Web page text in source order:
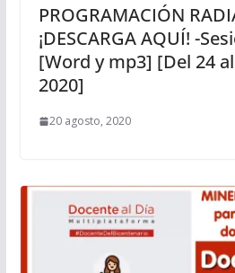
PROGRAMACIÓN
¡DESCARGA AQUÍ! -
[Word y mp3] [Del 24
2020]
20 agosto, 2020